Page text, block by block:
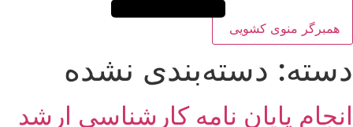
همبرگر منوی کشویی
دسته: دسته‌بندی نشده
انجام پایان نامه کارشناسی ارشد